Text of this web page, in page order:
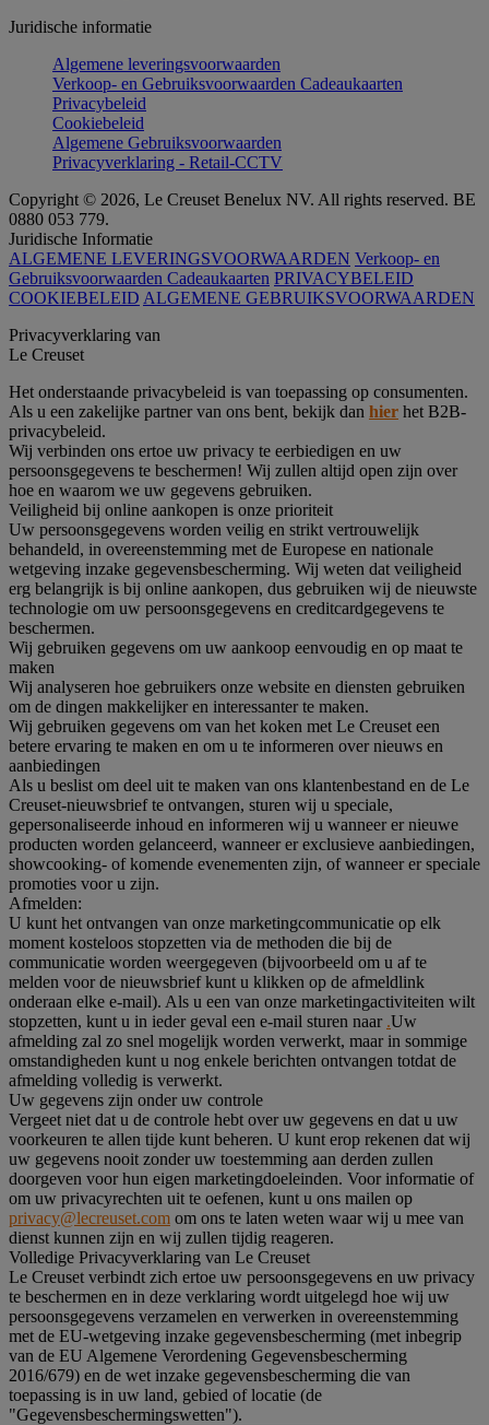
Juridische informatie
Algemene leveringsvoorwaarden
Verkoop- en Gebruiksvoorwaarden Cadeaukaarten
Privacybeleid
Cookiebeleid
Algemene Gebruiksvoorwaarden
Privacyverklaring - Retail-CCTV
Copyright © 2026, Le Creuset Benelux NV. All rights reserved. BE
0880 053 779.
Juridische Informatie
ALGEMENE LEVERINGSVOORWAARDEN Verkoop- en
Gebruiksvoorwaarden Cadeaukaarten PRIVACYBELEID
COOKIEBELEID ALGEMENE GEBRUIKSVOORWAARDEN
Privacyverklaring van
Le Creuset
Het onderstaande privacybeleid is van toepassing op consumenten.
Als u een zakelijke partner van ons bent, bekijk dan hier het B2B-
privacybeleid.
Wij verbinden ons ertoe uw privacy te eerbiedigen en uw
persoonsgegevens te beschermen! Wij zullen altijd open zijn over
hoe en waarom we uw gegevens gebruiken.
Veiligheid bij online aankopen is onze prioriteit
Uw persoonsgegevens worden veilig en strikt vertrouwelijk
behandeld, in overeenstemming met de Europese en nationale
wetgeving inzake gegevensbescherming. Wij weten dat veiligheid
erg belangrijk is bij online aankopen, dus gebruiken wij de nieuwste
technologie om uw persoonsgegevens en creditcardgegevens te
beschermen.
Wij gebruiken gegevens om uw aankoop eenvoudig en op maat te
maken
Wij analyseren hoe gebruikers onze website en diensten gebruiken
om de dingen makkelijker en interessanter te maken.
Wij gebruiken gegevens om van het koken met Le Creuset een
betere ervaring te maken en om u te informeren over nieuws en
aanbiedingen
Als u beslist om deel uit te maken van ons klantenbestand en de Le
Creuset-nieuwsbrief te ontvangen, sturen wij u speciale,
gepersonaliseerde inhoud en informeren wij u wanneer er nieuwe
producten worden gelanceerd, wanneer er exclusieve aanbiedingen,
showcooking- of komende evenementen zijn, of wanneer er speciale
promoties voor u zijn.
Afmelden:
U kunt het ontvangen van onze marketingcommunicatie op elk
moment kosteloos stopzetten via de methoden die bij de
communicatie worden weergegeven (bijvoorbeeld om u af te
melden voor de nieuwsbrief kunt u klikken op de afmeldlink
onderaan elke e-mail). Als u een van onze marketingactiviteiten wilt
stopzetten, kunt u in ieder geval een e-mail sturen naar .Uw
afmelding zal zo snel mogelijk worden verwerkt, maar in sommige
omstandigheden kunt u nog enkele berichten ontvangen totdat de
afmelding volledig is verwerkt.
Uw gegevens zijn onder uw controle
Vergeet niet dat u de controle hebt over uw gegevens en dat u uw
voorkeuren te allen tijde kunt beheren. U kunt erop rekenen dat wij
uw gegevens nooit zonder uw toestemming aan derden zullen
doorgeven voor hun eigen marketingdoeleinden. Voor informatie of
om uw privacyrechten uit te oefenen, kunt u ons mailen op
privacy@lecreuset.com om ons te laten weten waar wij u mee van
dienst kunnen zijn en wij zullen tijdig reageren.
Volledige Privacyverklaring van Le Creuset
Le Creuset verbindt zich ertoe uw persoonsgegevens en uw privacy
te beschermen en in deze verklaring wordt uitgelegd hoe wij uw
persoonsgegevens verzamelen en verwerken in overeenstemming
met de EU-wetgeving inzake gegevensbescherming (met inbegrip
van de EU Algemene Verordening Gegevensbescherming
2016/679) en de wet inzake gegevensbescherming die van
toepassing is in uw land, gebied of locatie (de
"Gegevensbeschermingswetten").